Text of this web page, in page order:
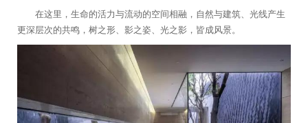
在这里，生命的活力与流动的空间相融，自然与建筑、光线产生
更深层次的共鸣，树之形、影之姿、光之影，皆成风景。